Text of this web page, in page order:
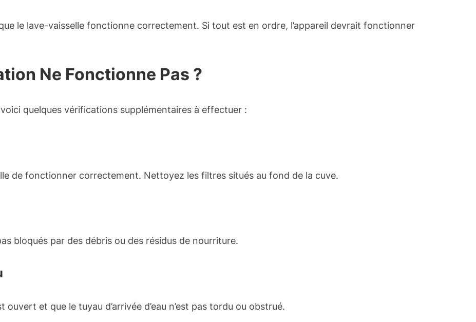
le lave-vaisselle fonctionne correctement. Si tout est en ordre, l’appareil devrait fonctionner
Ne Fonctionne Pas ?
quelques vérifications supplémentaires à effectuer :
de fonctionner correctement. Nettoyez les filtres situés au fond de la cuve.
bloqués par des débris ou des résidus de nourriture.
et que le tuyau d’arrivée d’eau n’est pas tordu ou obstrué.